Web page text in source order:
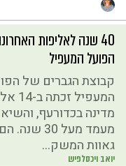
יואב ויכסלפיש
40 שנה לאליפות
הפועל המעפיל
קבוצת הגברים של
מדינה בכדורעף,
מעמד מעל 30
גאוות המשק...